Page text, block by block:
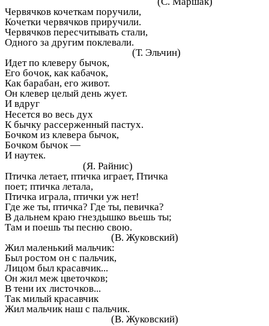
Червячков кочеткам поручили,
Кочетки червячков приручили.
Червячков пересчитывать стали,
Одного за другим поклевали.
(Т. Эльчин)
Идет по клеверу бычок,
Его бочок, как кабачок,
Как барабан, его живот.
Он клевер целый день жует.
И вдруг
Несется во весь дух
К бычку рассерженный пастух.
Бочком из клевера бычок,
Бочком бычок —
И наутек.
(Я. Райнис)
Птичка летает, птичка играет, Птичка
поет; птичка летала,
Птичка играла, птички уж нет!
Где же ты, птичка? Где ты, певичка?
В дальнем краю гнездышко вьешь ты;
Там и поешь ты песню свою.
(В. Жуковский)
Жил маленький мальчик:
Был ростом он с пальчик,
Лицом был красавчик...
Он жил меж цветочков;
В тени их листочков...
Так милый красавчик
Жил мальчик наш с пальчик.
(В. Жуковский)